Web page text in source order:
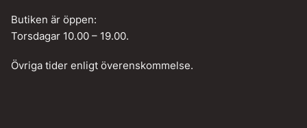
Butiken är öppen:
Torsdagar 10.00 – 19.00.
Övriga tider enligt överenskommelse.